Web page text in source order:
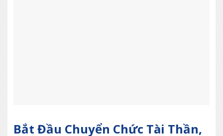
Bắt Đầu Chuyển Chức Tài Thần,